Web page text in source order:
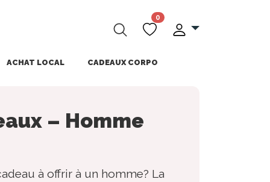
0
ACHAT LOCAL CADEAUX CORPO
– Homme
à offrir à un homme? La